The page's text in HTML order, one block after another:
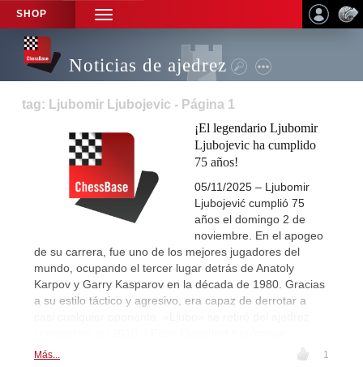
SHOP
TOGGLE
NAVIGATION
Noticias de ajedrez
tag: Ljubomir Ljubojevic - Página 1
¡El legendario Ljubomir
Ljubojevic ha cumplido
75 años!
05/11/2025 – Ljubomir
Ljubojević cumplió 75
años el domingo 2 de
noviembre. En el apogeo
de su carrera, fue uno de los mejores jugadores del
mundo, ocupando el tercer lugar detrás de Anatoly
Karpov y Garry Kasparov en la década de 1980. Gracias
a su estilo táctico y agresivo, era capaz de derrotar a
Más... 1